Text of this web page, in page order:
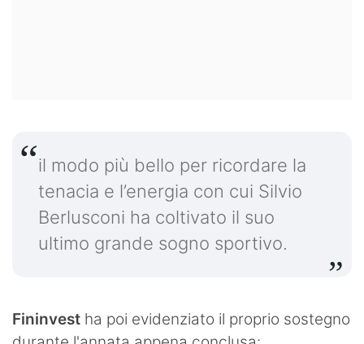
il modo più bello per ricordare la
tenacia e l’energia con cui Silvio
Berlusconi ha coltivato il suo
ultimo grande sogno sportivo.
Fininvest ha poi evidenziato il proprio sostegno